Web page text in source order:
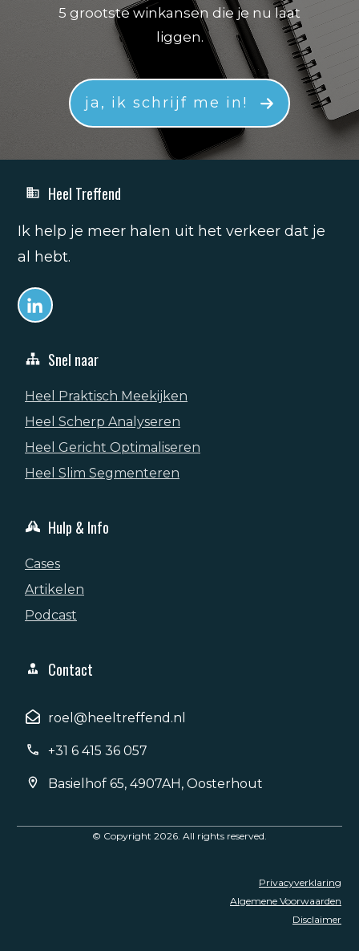
5 grootste winkansen die je nu laat
liggen.
ja, ik schrijf me in!
Heel Treffend
Ik help je meer halen uit het verkeer dat je
al hebt.
Snel naar
Heel Praktisch Meekijken
Heel Scherp Analyseren
Heel Gericht Optimaliseren
Heel Slim Segmenteren
Hulp & Info
Cases
Artikelen
Podcast
Contact
roel@heeltreffend.nl
+31 6 415 36 057
Basielhof 65, 4907AH, Oosterhout
© Copyright 2026. All rights reserved.
Privacyverklaring
Algemene Voorwaarden
Disclaimer